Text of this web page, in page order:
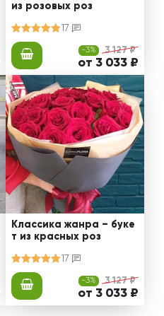
из розовых роз
17
-3% 3 127 ₽
от 3 033 ₽
Классика жанра – буке
т из красных роз
17
-3% 3 127 ₽
от 3 033 ₽